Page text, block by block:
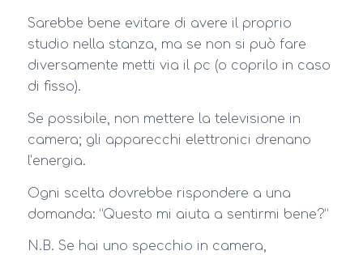
Sarebbe bene evitare di avere il proprio
studio nella stanza, ma se non si può fare
diversamente metti via il pc (o coprilo in caso
di fisso).
Se possibile, non mettere la televisione in
camera; gli apparecchi elettronici drenano
l’energia.
Ogni scelta dovrebbe rispondere a una
domanda: “Questo mi aiuta a sentirmi bene?”
N.B. Se hai uno specchio in camera,